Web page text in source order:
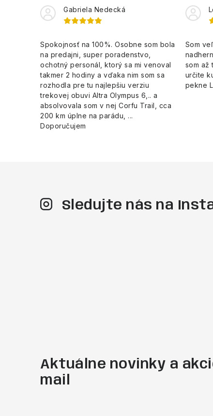
Gabriela Nedecká
Spokojnosť na 100%. Osobne som bola
na predajni, super poradenstvo,
ochotný personál, ktorý sa mi venoval
takmer 2 hodiny a vďaka nim som sa
rozhodla pre tu najlepšiu verziu
trekovej obuvi Altra Olympus 6,.. a
absolvovala som v nej Corfu Trail, cca
200 km úplne na parádu, ...
Doporučujem
Som
som až
určite
pekne
Sledujte nás na
Aktuálne novinky a
mail